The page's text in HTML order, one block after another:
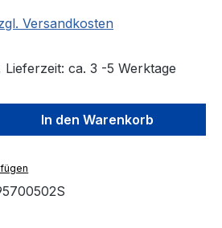
Versandkosten
ca. 3 -5 Werktage
Gib den
In den Warenkorb